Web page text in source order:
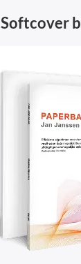
Softcover